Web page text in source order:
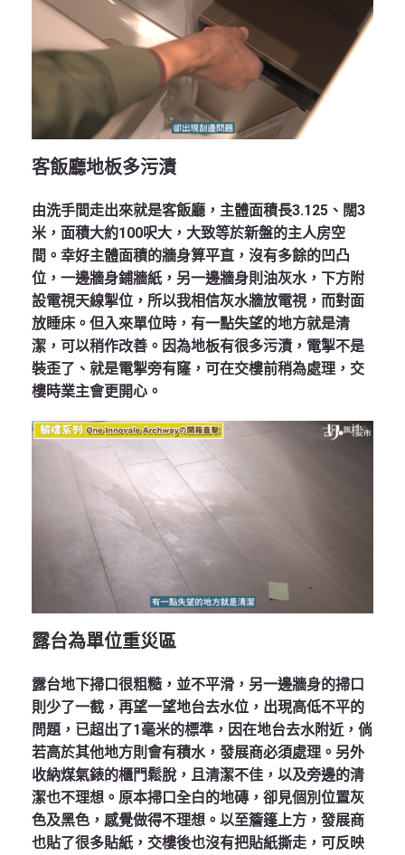
客飯廳地板多污漬
由洗手間走出來就是客飯廳，主體面積長3.125、闊3
米，面積大約100呎大，大致等於新盤的主人房空
間。幸好主體面積的牆身算平直，沒有多餘的凹凸
位，一邊牆身鋪牆紙，另一邊牆身則油灰水，下方附
設電視天線掣位，所以我相信灰水牆放電視，而對面
放睡床。但入來單位時，有一點失望的地方就是清
潔，可以稍作改善。因為地板有很多污漬，電掣不是
裝歪了、就是電掣旁有窿，可在交樓前稍為處理，交
樓時業主會更開心。
露台為單位重災區
露台地下掃口很粗糙，並不平滑，另一邊牆身的掃口
則少了一截，再望一望地台去水位，出現高低不平的
問題，已超出了1毫米的標準，因在地台去水附近，倘
若高於其他地方則會有積水，發展商必須處理。另外
收納煤氣錶的櫃門鬆脫，且清潔不佳，以及旁邊的清
潔也不理想。原本掃口全白的地磚，卻見個別位置灰
色及黑色，感覺做得不理想。以至簷篷上方，發展商
也貼了很多貼紙，交樓後也沒有把貼紙撕走，可反映